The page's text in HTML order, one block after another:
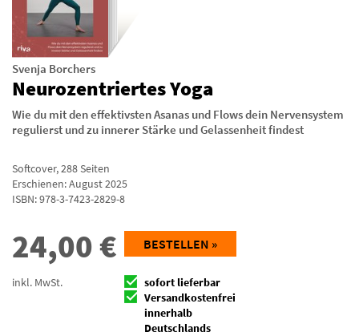
Svenja Borchers
Neurozentriertes Yoga
Wie du mit den effektivsten Asanas und Flows dein Nervensystem
regulierst und zu innerer Stärke und Gelassenheit findest
Softcover,288Seiten
Erschienen: August 2025
ISBN:978-3-7423-2829-8
24,00€
inkl. MwSt.
BESTELLEN »
sofort lieferbar
Versandkostenfrei
innerhalb
Deutschlands